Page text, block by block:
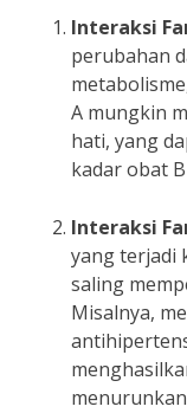
Interaksi
perubahan
A mungkin
hati, yang
kadar obat
Interaksi
yang terjadi
saling
Misalnya,